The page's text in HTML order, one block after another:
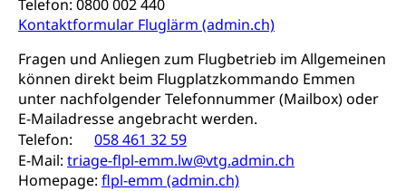
Telefon: 0800 002 440
Kontaktformular Fluglärm (admin.ch)
Fragen und Anliegen zum Flugbetrieb im Allgemeinen
können direkt beim Flugplatzkommando Emmen
unter nachfolgender Telefonnummer (Mailbox) oder
E-Mailadresse angebracht werden.
Telefon:
058 461 32 59
E-Mail: triage-flpl-emm.lw@vtg.admin.ch
Homepage: flpl-emm (admin.ch)
Heilpädagogische Schulen
Freiwilliger Schulsport
Fachstelle Hochschulbildung
Freiwilliges Kindergarten Jahr
Kinderbetreuung
Freiwilliges Kindergarten Jahr
Frühe Sprachförderung
Kindergarten & Basisstufe
Frühe Förderung
Gesundheit und Soziales
Konsumentenschutz
Konsumentenrechte, Produktsicherheit,
Preisüberwachung, Preisüberwacher,